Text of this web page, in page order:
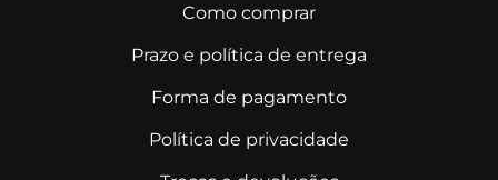
Como comprar
Prazo e política de entrega
Forma de pagamento
Política de privacidade